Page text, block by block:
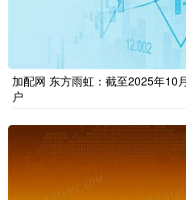
加配网 东方雨虹：截至2025年10
户